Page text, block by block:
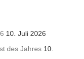
10. Juli 2026
des Jahres 10.